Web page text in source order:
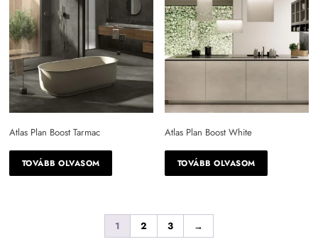
Atlas Plan Boost Tarmac
TOVÁBB OLVASOM
Atlas Plan Boost White
TOVÁBB OLVASOM
1 2 3 →